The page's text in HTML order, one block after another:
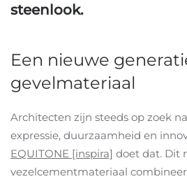
steenlook.
Een nieuwe
gevelmateriaal
Architecten zijn steeds op zoek
expressie, duurzaamheid en
EQUITONE [inspira] doet dat. Dit
vezelcementmateriaal